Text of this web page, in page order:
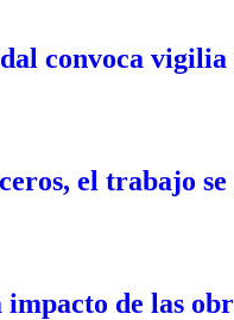
convoca
el trabajo
de las